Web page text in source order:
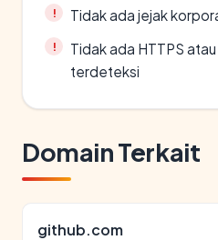
Tidak ada jejak
Tidak ada HTTPS
terdeteksi
Domain Terkait
github.com